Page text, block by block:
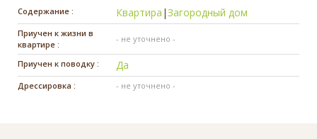
Содержание : Квартира |Загородный дом
Приучен к жизни в
квартире :
- не уточнено -
Приучен к поводку : Да
Дрессировка : - не уточнено -